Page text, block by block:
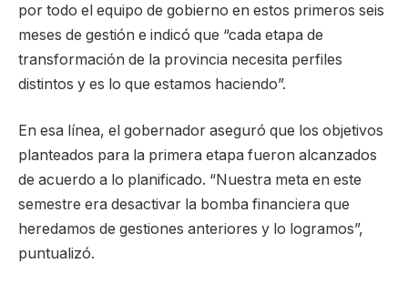
por todo el equipo de gobierno en estos primeros seis
meses de gestión e indicó que “cada etapa de
transformación de la provincia necesita perfiles
distintos y es lo que estamos haciendo”.
En esa línea, el gobernador aseguró que los objetivos
planteados para la primera etapa fueron alcanzados
de acuerdo a lo planificado. “Nuestra meta en este
semestre era desactivar la bomba financiera que
heredamos de gestiones anteriores y lo logramos”,
puntualizó.